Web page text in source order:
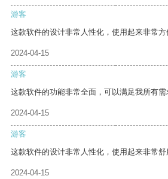
游客
这款软件的设计非常人性化，使用起来非常方
2024-04-15
游客
这款软件的功能非常全面，可以满足我所有需
2024-04-15
游客
这款软件的设计非常人性化，使用起来非常舒
2024-04-15